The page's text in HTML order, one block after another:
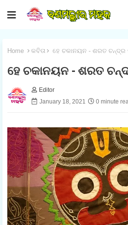
Home କବିତା ହେ ଚକାନୟନ - ଶରତ ଚନ୍ଦ୍ର
ହେ ଚକାନୟନ - ଶରତ
Editor
January 18, 2021
0 minute